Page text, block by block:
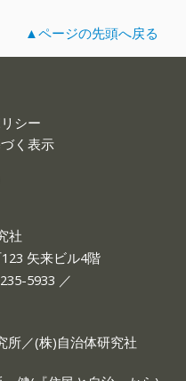
▲ページの先頭へ戻る
シー
く表示
社
矢来ビル4階
5933 ／
所／(株)自治体研究社